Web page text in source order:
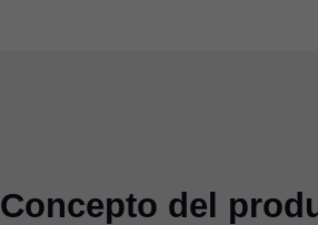
Concepto del